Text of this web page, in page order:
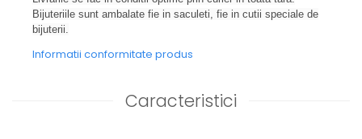
Bijuteriile sunt ambalate fie in saculeti, fie in cutii speciale de
bijuterii.
Informatii conformitate produs
Caracteristici